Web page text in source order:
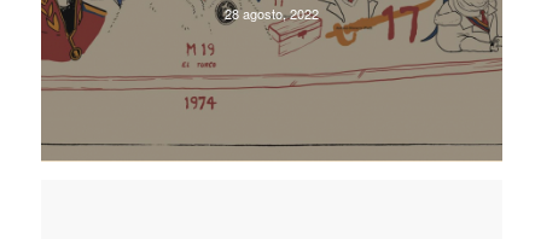
28 agosto, 2022